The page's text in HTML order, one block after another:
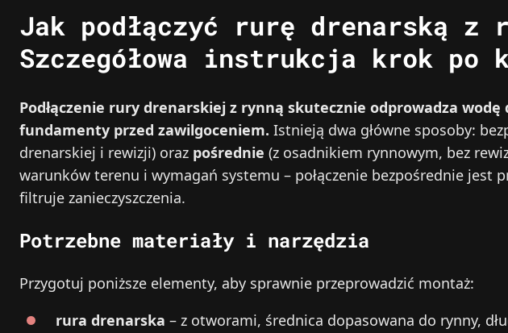
Jak podłączyć rurę drenarską z
Szczegółowa instrukcja krok po
Podłączenie rury drenarskiej z rynną skutecznie odprowadza wodę
fundamenty przed zawilgoceniem. Istnieją dwa główne sposoby:
drenarskiej i rewizji) oraz pośrednie (z osadnikiem rynnowym, bez
warunków terenu i wymagań systemu – połączenie bezpośrednie jest
filtruje zanieczyszczenia.
Potrzebne materiały i narzędzia
Przygotuj poniższe elementy, aby sprawnie przeprowadzić montaż:
rura drenarska – z otworami, średnica dopasowana do rynny,